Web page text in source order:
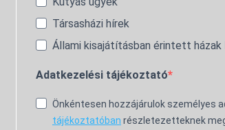
Társasházi hírek
Állami kisajátításban érintett házak
Adatkezelési tájékoztató
Önkéntesen hozzájárulok személyes
tájékoztatóban részletezetteknek